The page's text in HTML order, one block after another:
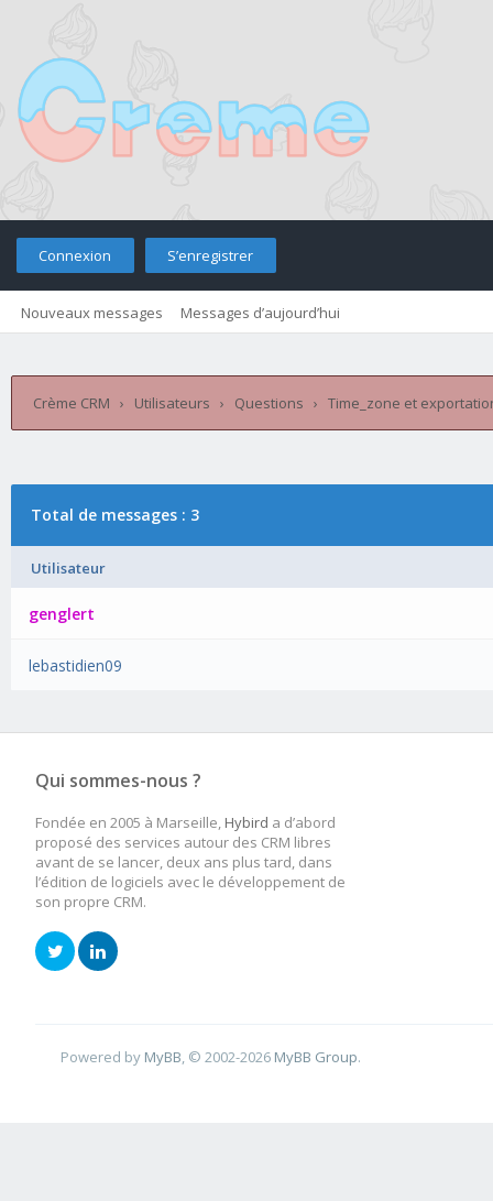
Connexion S’enregistrer
Nouveaux messages Messages d’aujourd’hui
Crème CRM › Utilisateurs › Questions › Time_zone et
Total de messages : 3
Utilisateur
genglert
lebastidien09
Qui sommes-nous ?
Fondée en 2005 à Marseille, Hybird a d’abord
proposé des services autour des CRM libres
avant de se lancer, deux ans plus tard, dans
l’édition de logiciels avec le développement de
son propre CRM.
Powered by MyBB , © 2002-2026 MyBB Group.